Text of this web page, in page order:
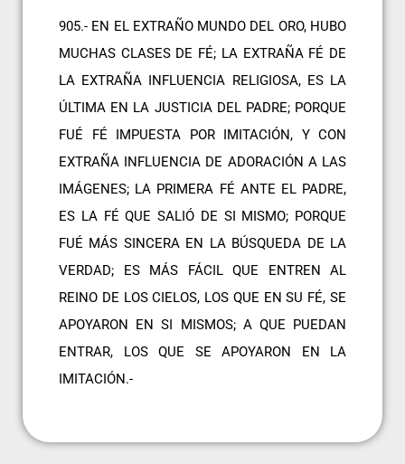
905.- EN EL EXTRAÑO MUNDO DEL ORO, HUBO
MUCHAS CLASES DE FÉ; LA EXTRAÑA FÉ DE
LA EXTRAÑA INFLUENCIA RELIGIOSA, ES LA
ÚLTIMA EN LA JUSTICIA DEL PADRE; PORQUE
FUÉ FÉ IMPUESTA POR IMITACIÓN, Y CON
EXTRAÑA INFLUENCIA DE ADORACIÓN A LAS
IMÁGENES; LA PRIMERA FÉ ANTE EL PADRE,
ES LA FÉ QUE SALIÓ DE SI MISMO; PORQUE
FUÉ MÁS SINCERA EN LA BÚSQUEDA DE LA
VERDAD; ES MÁS FÁCIL QUE ENTREN AL
REINO DE LOS CIELOS, LOS QUE EN SU FÉ, SE
APOYARON EN SI MISMOS; A QUE PUEDAN
ENTRAR, LOS QUE SE APOYARON EN LA
IMITACIÓN.-